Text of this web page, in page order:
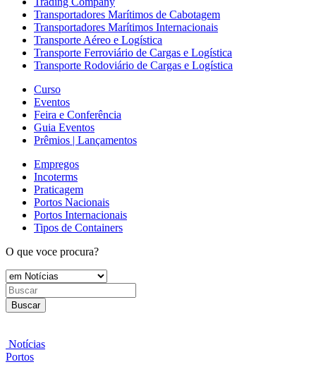
Transportadores Marítimos de Cabotagem
Transportadores Marítimos Internacionais
Transporte Aéreo e Logística
Transporte Ferroviário de Cargas e Logística
Transporte Rodoviário de Cargas e Logística
Curso
Eventos
Feira e Conferência
Guia Eventos
Prêmios | Lançamentos
Empregos
Incoterms
Praticagem
Portos Nacionais
Portos Internacionais
Tipos de Containers
O que voce procura?
Buscar
Notícias
Portos